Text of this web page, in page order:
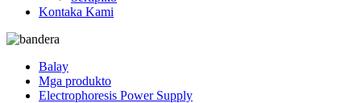
Kontaka Kami
Balay
Mga produkto
Electrophoresis Power Supply